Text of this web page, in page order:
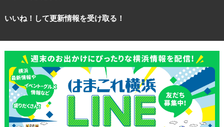
いいね！して更新情報を受け取る！
観光ガイド
ランキング
ブログ記事